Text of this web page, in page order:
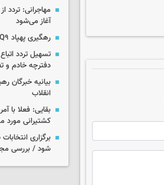
آغاز می‌شود
رهگیری پهپاد MQ۹ بر فراز تنگه هرمز
تسهیل تردد
دفترچه خادم و
بیانیه خبرگان
انقلاب
بقایی: فعلا با
کشتیرانی مورد
برگزاری
شود / بررسی